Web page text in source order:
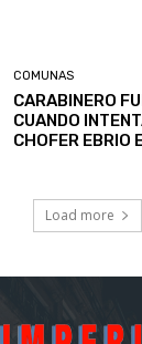
COMUNAS
CARABINERO
CUANDO
CHOFER EBRIO
Load more